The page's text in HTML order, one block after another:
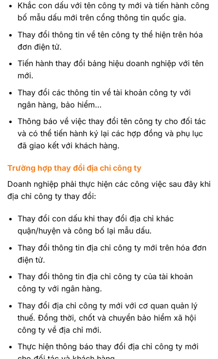
Khắc con dấu với tên công ty mới và tiến hành công
bố mẫu dấu mới trên cổng thông tin quốc gia.
Thay đổi thông tin về tên công ty thể hiện trên hóa
đơn điện tử.
Tiến hành thay đổi bảng hiệu doanh nghiệp với tên
mới.
Thay đổi các thông tin về tài khoản công ty với
ngân hàng, bảo hiểm…
Thông báo về việc thay đổi tên công ty cho đối tác
và có thể tiến hành ký lại các hợp đồng và phụ lục
đã giao kết với khách hàng.
Trường hợp thay đổi địa chỉ công ty
Doanh nghiệp phải thực hiện các công việc sau đây khi
địa chỉ công ty thay đổi:
Thay đổi con dấu khi thay đổi địa chỉ khác
quận/huyện và công bố lại mẫu dấu.
Thay đổi thông tin địa chỉ công ty mới trên hóa đơn
điện tử.
Thay đổi thông tin địa chỉ công ty của tài khoản
công ty với ngân hàng.
Thay đổi địa chỉ công ty mới với cơ quan quản lý
thuế. Đồng thời, chốt và chuyển bảo hiểm xã hội
công ty về địa chỉ mới.
Thực hiện thông báo thay đổi địa chỉ công ty mới